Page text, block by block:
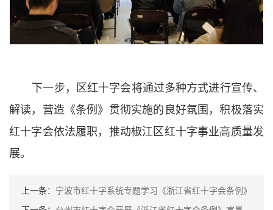
下一步，区红十字会将通过多种方式进行宣传、
解读，营造《条例》贯彻实施的良好氛围，积极落实
红十字会依法履职，推动椒江区红十字事业高质量发
展。
上一条： 宁波市红十字系统专题学习《浙江省红十字会条例》